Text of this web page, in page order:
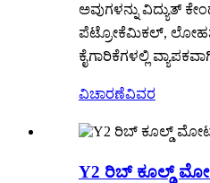
ಅವುಗಳನ್ನು ವಿದ್ಯುತ್
ಪೆಟ್ರೋಕೆಮಿಕಲ್,
ಕೈಗಾರಿಕೆಗಳಲ್ಲಿ
ವಿಚಾರಣೆವಿವರ
Y2 ರಿಬ್ ಕೂಲ್ಡ್